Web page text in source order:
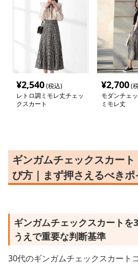
¥2,540(税込)
レトロ調ミモレ丈チェッ
クスカート
¥2,700(
モダンチェ
ミモレ丈
ギンガムチェックスカー
び方｜まず押さえるべきポ
ギンガムチェックスカートを
うえで重要な判断基準
30代のギンガムチェックスカート